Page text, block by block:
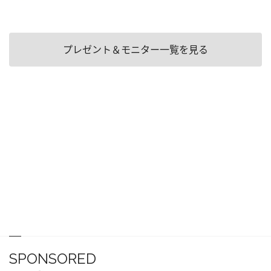
プレゼント＆モニター一覧を見る
SPONSORED